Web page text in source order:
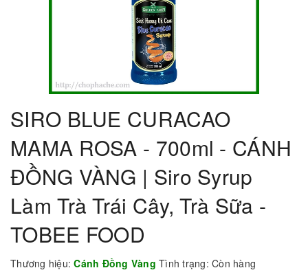
SIRO BLUE CURACAO
MAMA ROSA - 700ml - CÁNH
ĐỒNG VÀNG | Siro Syrup
Làm Trà Trái Cây, Trà Sữa -
TOBEE FOOD
Thương hiệu: Cánh Đồng Vàng Tình trạng: Còn hàng